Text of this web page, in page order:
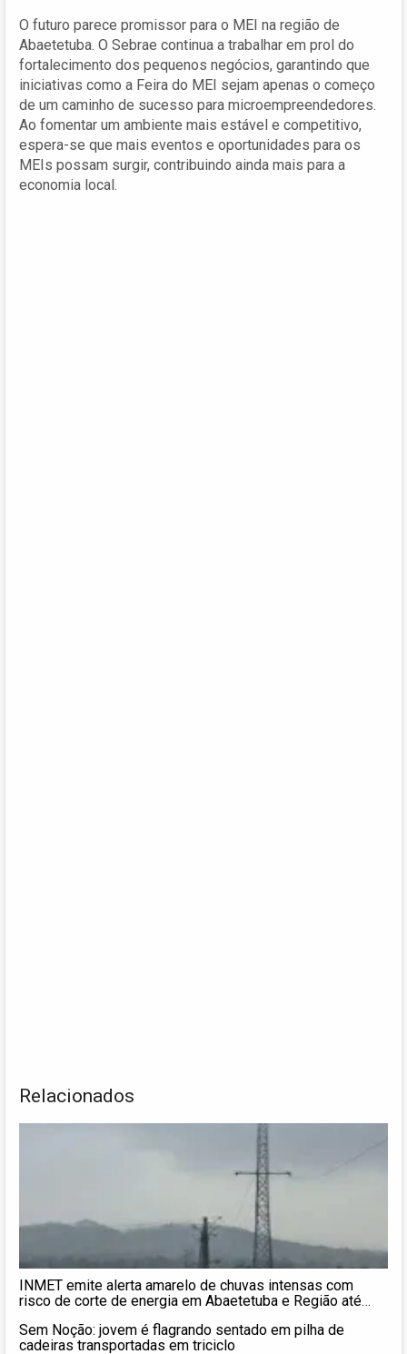
O futuro parece promissor para o MEI na região de
Abaetetuba. O Sebrae continua a trabalhar em prol do
fortalecimento dos pequenos negócios, garantindo que
iniciativas como a Feira do MEI sejam apenas o começo
de um caminho de sucesso para microempreendedores.
Ao fomentar um ambiente mais estável e competitivo,
espera-se que mais eventos e oportunidades para os
MEIs possam surgir, contribuindo ainda mais para a
economia local.
Relacionados
INMET emite alerta amarelo de chuvas intensas com
risco de corte de energia em Abaetetuba e Região até
Sem Noção: jovem é flagrando sentado em pilha de
cadeiras transportadas em triciclo